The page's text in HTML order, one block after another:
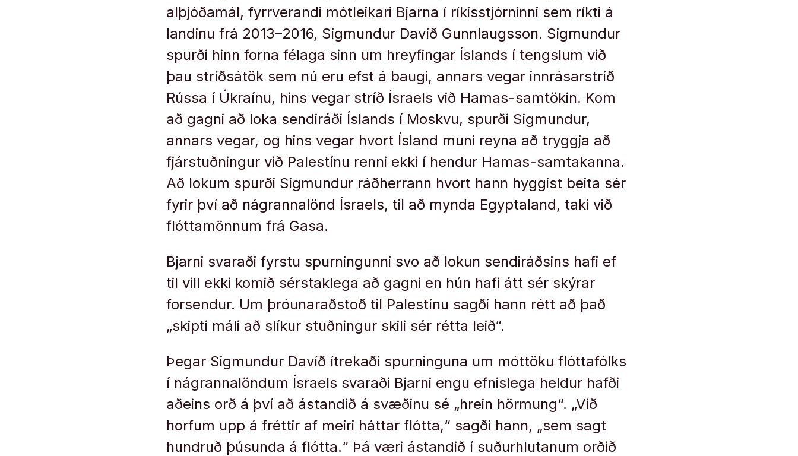
alþjóðamál, fyrrverandi mótleikari Bjarna í ríkisstjórninni sem ríkti á
landinu frá 2013–2016, Sigmundur Davíð Gunnlaugsson. Sigmundur
spurði hinn forna félaga sinn um hreyfingar Íslands í tengslum við
þau stríðsátök sem nú eru efst á baugi, annars vegar innrásarstríð
Rússa í Úkraínu, hins vegar stríð Ísraels við Hamas-samtökin. Kom
að gagni að loka sendiráði Íslands í Moskvu, spurði Sigmundur,
annars vegar, og hins vegar hvort Ísland muni reyna að tryggja að
fjárstuðningur við Palestínu renni ekki í hendur Hamas-samtakanna.
Að lokum spurði Sigmundur ráðherrann hvort hann hyggist beita sér
fyrir því að nágrannalönd Ísraels, til að mynda Egyptaland, taki við
flóttamönnum frá Gasa.
Bjarni svaraði fyrstu spurningunni svo að lokun sendiráðsins hafi ef
til vill ekki komið sérstaklega að gagni en hún hafi átt sér skýrar
forsendur. Um þróunaraðstoð til Palestínu sagði hann rétt að það
„skipti máli að slíkur stuðningur skili sér rétta leið“.
Þegar Sigmundur Davíð ítrekaði spurninguna um móttöku flóttafólks
í nágrannalöndum Ísraels svaraði Bjarni engu efnislega heldur hafði
aðeins orð á því að ástandið á svæðinu sé „hrein hörmung“. „Við
horfum upp á fréttir af meiri háttar flótta,“ sagði hann, „sem sagt
hundruð þúsunda á flótta.“ Þá væri ástandið í suðurhlutanum orðið